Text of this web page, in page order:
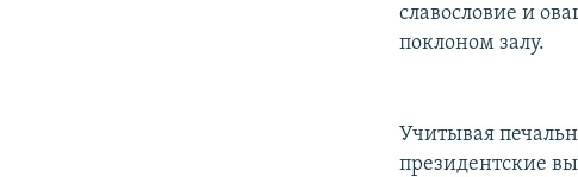
славословие и
поклоном залу.
Учитывая
президентские